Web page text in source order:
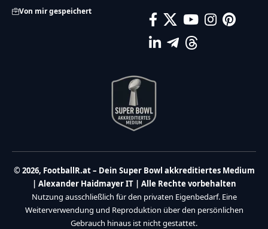
Von mir gespeichert
© 2026, FootballR.at – Dein Super Bowl akkreditiertes Medium
| Alexander Haidmayer IT | Alle Rechte vorbehalten
Nutzung ausschließlich für den privaten Eigenbedarf. Eine
Weiterverwendung und Reproduktion über den persönlichen
Gebrauch hinaus ist nicht gestattet.